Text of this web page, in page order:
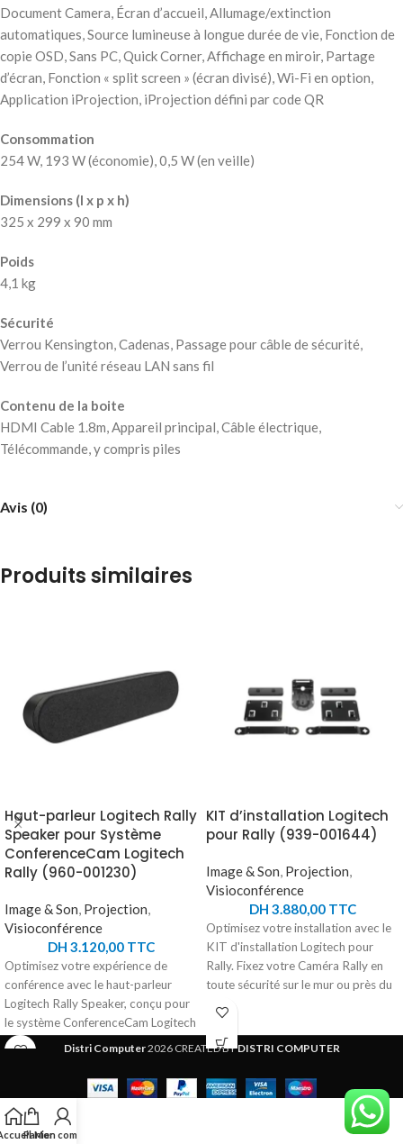
Document Camera, Écran d’accueil, Allumage/extinction
automatiques, Source lumineuse à longue durée de vie, Fonction de
copie OSD, Sans PC, Quick Corner, Affichage en miroir, Partage
d’écran, Fonction « split screen » (écran divisé), Wi-Fi en option,
Application iProjection, iProjection défini par code QR
Consommation
254 W, 193 W (économie), 0,5 W (en veille)
Dimensions (l x p x h)
325‎ x 299 x 90 mm
Poids
4,1 kg
Sécurité
Verrou Kensington, Cadenas, Passage pour câble de sécurité,
Verrou de l’unité réseau LAN sans fil
Contenu de la boite
HDMI Cable 1.8m, Appareil principal, Câble électrique,
Télécommande, y compris piles
Avis (0)
Produits similaires
Haut-parleur Logitech Rally
Speaker pour Système
ConferenceCam Logitech
Rally (960-001230)
Image & Son, Projection,
Visioconférence
DH 3.120,00TTC
Optimisez votre expérience de
conférence avec le haut-parleur
Logitech Rally Speaker, conçu pour
le système ConferenceCam Logitech
Rally. Ce haut-parleur
clair, permettant des conversations
naturelles dans toute la salle. Grâce
à son boîtier anti-vibrations, il
empêche les tremblements de
KIT d’installation Logitech
pour Rally (939-001644)
Image & Son, Projection,
Visioconférence
DH 3.880,00TTC
Optimisez votre installation avec le
KIT d'installation Logitech pour
Rally. Fixez votre Caméra Rally en
toute sécurité sur le mur ou près du
personnalisés. Les haut-parleur s
extra-plats offrent une apparence
de retenue de câble robustes
garantissent des connexions
configuration et bénéficiez d'une
Distri Computer2026 CREATED BYDISTRI COMPUTER
Panier
Mon compte